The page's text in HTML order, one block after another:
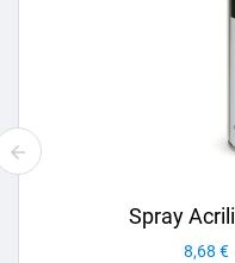
Spray
Prezzo
8,68 €